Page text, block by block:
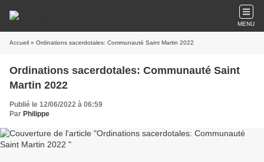
MENU
Accueil » Ordinations sacerdotales: Communauté Saint Martin 2022
Ordinations sacerdotales: Communauté Saint
Martin 2022
Publié le 12/06/2022 à 06:59
Par Philippe